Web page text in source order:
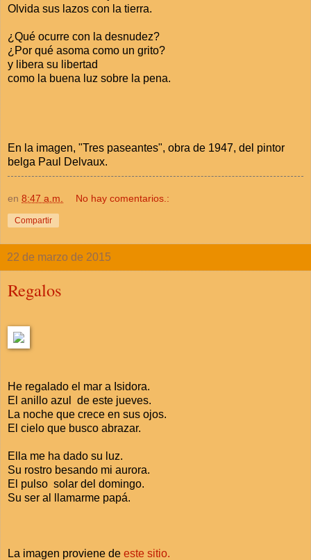
Olvida sus lazos con la tierra.
¿Qué ocurre con la desnudez?
¿Por qué asoma como un grito?
y libera su libertad
como la buena luz sobre la pena.
En la imagen, "Tres paseantes", obra de 1947, del pintor
belga Paul Delvaux.
en 8:47 a.m. No hay comentarios.:
Compartir
22 de marzo de 2015
Regalos
He regalado el mar a Isidora.
El anillo azul de este jueves.
La noche que crece en sus ojos.
El cielo que busco abrazar.
Ella me ha dado su luz.
Su rostro besando mi aurora.
El pulso solar del domingo.
Su ser al llamarme papá.
La imagen proviene de este sitio.